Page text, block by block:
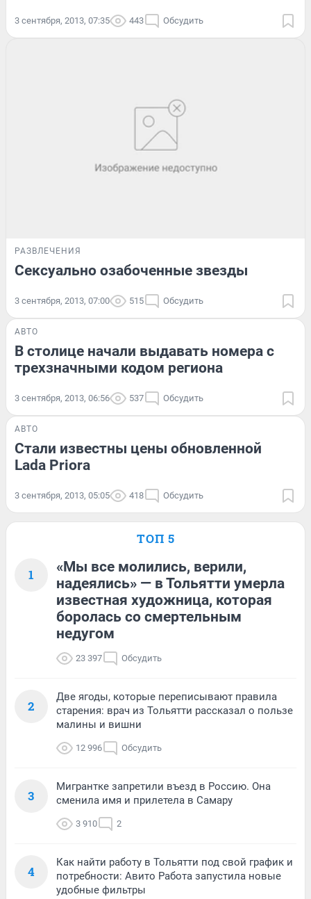
3 сентября, 2013, 07:35 443 Обсудить
РАЗВЛЕЧЕНИЯ
Сексуально озабоченные звезды
3 сентября, 2013, 07:00 515 Обсудить
АВТО
В столице начали выдавать номера с
трехзначными кодом региона
3 сентября, 2013, 06:56 537 Обсудить
АВТО
Стали известны цены обновленной
Lada Priora
3 сентября, 2013, 05:05 418 Обсудить
ТОП 5
1
«Мы все молились, верили,
надеялись» — в Тольятти умерла
известная художница, которая
боролась со смертельным
недугом
23 397 Обсудить
2
Две ягоды, которые переписывают правила
старения: врач из Тольятти рассказал о пользе
малины и вишни
12 996 Обсудить
3
Мигрантке запретили въезд в Россию. Она
сменила имя и прилетела в Самару
3 910 2
4
Как найти работу в Тольятти под свой график и
потребности: Авито Работа запустила новые
удобные фильтры